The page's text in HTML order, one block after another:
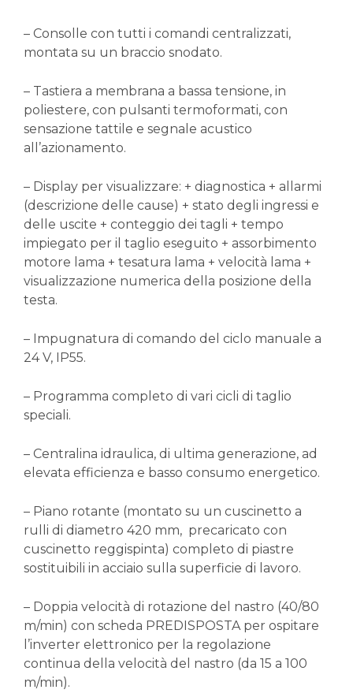
– Consolle con tutti i comandi centralizzati,
montata su un braccio snodato.
– Tastiera a membrana a bassa tensione, in
poliestere, con pulsanti termoformati, con
sensazione tattile e segnale acustico
all’azionamento.
– Display per visualizzare: + diagnostica + allarmi
(descrizione delle cause) + stato degli ingressi e
delle uscite + conteggio dei tagli + tempo
impiegato per il taglio eseguito + assorbimento
motore lama + tesatura lama + velocità lama +
visualizzazione numerica della posizione della
testa.
– Impugnatura di comando del ciclo manuale a
24 V, IP55.
– Programma completo di vari cicli di taglio
speciali.
– Centralina idraulica, di ultima generazione, ad
elevata efficienza e basso consumo energetico.
– Piano rotante (montato su un cuscinetto a
rulli di diametro 420 mm, precaricato con
cuscinetto reggispinta) completo di piastre
sostituibili in acciaio sulla superficie di lavoro.
– Doppia velocità di rotazione del nastro (40/80
m/min) con scheda PREDISPOSTA per ospitare
l’inverter elettronico per la regolazione
continua della velocità del nastro (da 15 a 100
m/min).